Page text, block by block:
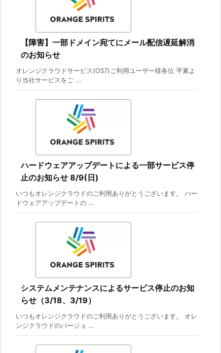
【障害】一部ドメイン宛てにメール配信遅延解消
のお知らせ
オレンジクラウドサービス(OS7)ご利用ユーザー様各位 平素よ
り当社サービスをご ...
ハードウェアアップデートによる一部サービス停
止のお知らせ 8/9(日)
いつもオレンジクラウドのご利用ありがとうございます。 ハー
ドウェアアップデートの ...
システムメンテナンスによるサービス停止のお知
らせ（3/18、3/19）
いつもオレンジクラウドのご利用ありがとうございます。 オレ
ンジクラウドのバージョ ...